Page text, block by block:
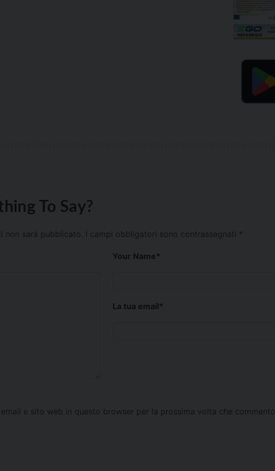
To Say?
non sarà pubblicato. I campi obbligatori sono contrassegnati *
Your Name*
La tua email*
e sito web in questo browser per la prossima volta che commento.